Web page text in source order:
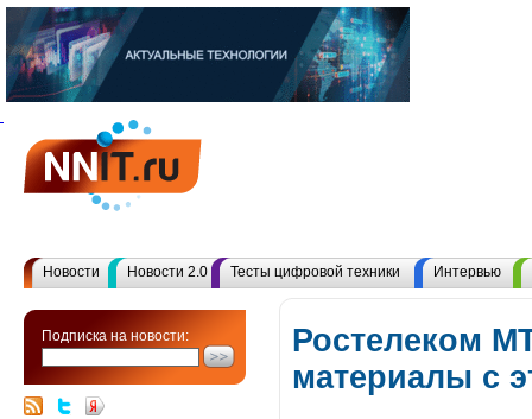
Новости Новости 2.0 Тесты цифровой техники Интервью
Подписка на новости:
Ростелеком
материалы с